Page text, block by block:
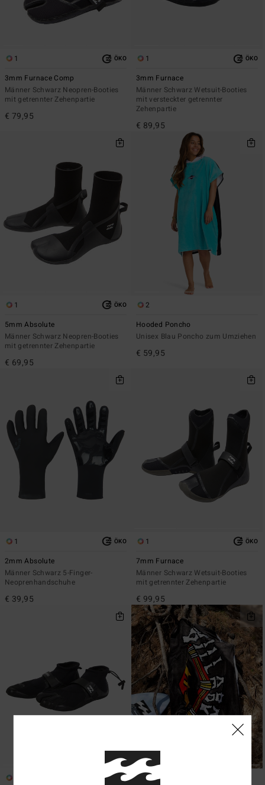
1 ÖKO
3mm Furnace Comp
Männer Schwarz Neopren-Booties
mit getrennter Zehenpartie
€ 79,95
1 ÖKO
3mm Furnace
Männer Schwarz Wetsuit-Booties
mit versteckter getrennter
Zehenpartie
€ 89,95
1 ÖKO
5mm Absolute
Männer Schwarz Neopren-Booties
mit getrennter Zehenpartie
€ 69,95
2
Hooded Poncho
Unisex Blau Poncho zum Umziehen
€ 59,95
1 ÖKO
2mm Absolute
Männer Schwarz 5-Finger-
Neoprenhandschuhe
€ 39,95
1 ÖKO
7mm Furnace
Männer Schwarz Wetsuit-Booties
mit getrennter Zehenpartie
€ 99,95
ÖKO 1